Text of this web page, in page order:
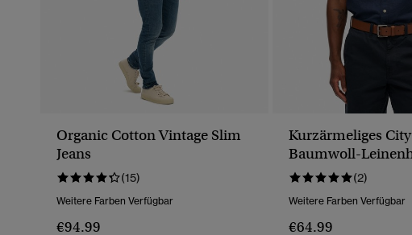
Organic Cotton Vintage Slim
Jeans
(15)
Weitere Farben Verfügbar
€94.99
Kurzärmeliges City
Baumwoll-
(2)
Weitere Farben Verfügbar
€64.99